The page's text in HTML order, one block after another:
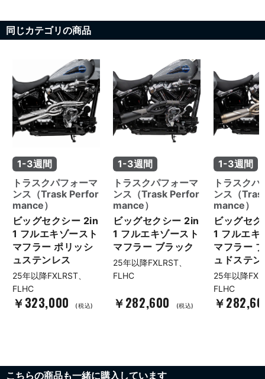
同じカテゴリの商品
1-3週間
トラスクパフォーマ
ンス（Trask Perfor
mance）
ビッグセクシー 2in
1 フルエキゾースト
マフラー ポリッシ
ュステンレス
25年以降FXLRST、
FLHC
￥323,000 (税込)
1-3週間
トラスクパフォーマ
ンス（Trask Perfor
mance）
ビッグセクシー 2in
1 フルエキゾースト
マフラー ブラック
25年以降FXLRST、
FLHC
￥282,600 (税込)
1-3週間
トラスク
ンス（
mance）
ビッグセ
1 フルエキ
マフラー
ュドステ
25年以降
FLHC
￥
こちらの商品も一緒に購入しています